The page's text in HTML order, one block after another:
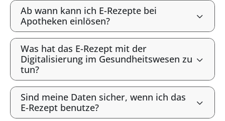
Ab wann kann ich E-Rezepte bei
Apotheken einlösen?
Was hat das E-Rezept mit der
Digitalisierung im Gesundheitswesen zu
tun?
Sind meine Daten sicher, wenn ich das
E-Rezept benutze?